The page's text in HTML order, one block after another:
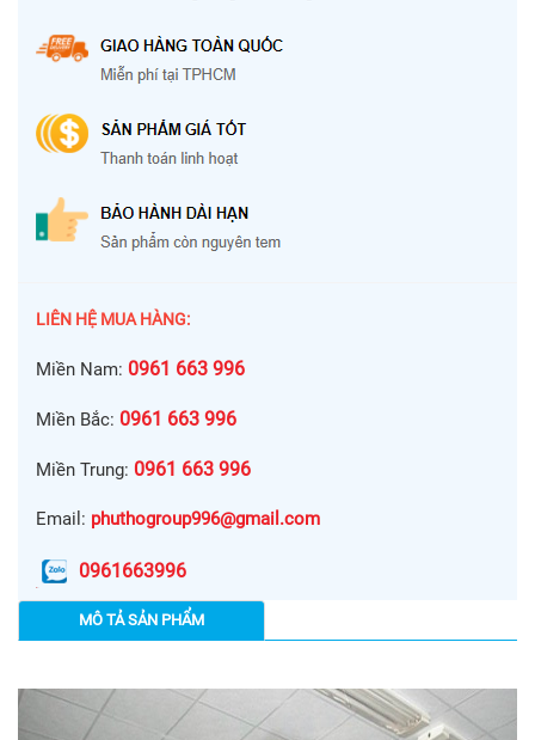
LIÊN HỆ MUA HÀNG:
Miền Nam: 0961 663 996
Miền Bắc: 0961 663 996
Miền Trung: 0961 663 996
Email: phuthogroup996@gmail.com
0961663996
MÔ TẢ SẢN PHẨM